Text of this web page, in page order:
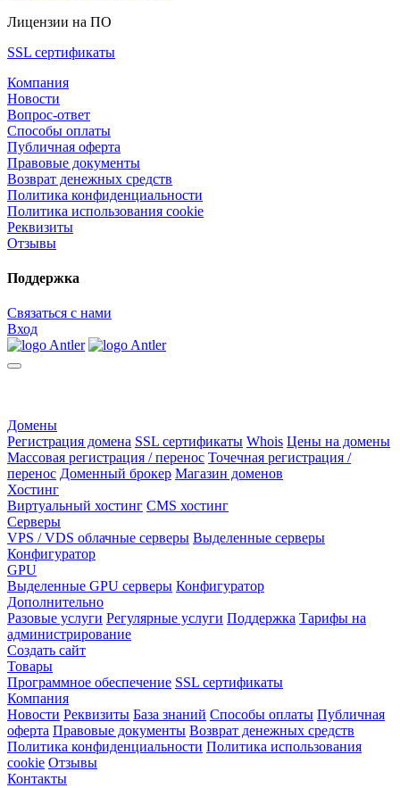
Лицензии на ПО
SSL сертификаты
Компания
Новости
Вопрос-ответ
Способы оплаты
Публичная оферта
Правовые документы
Возврат денежных средств
Политика конфиденциальности
Политика использования cookie
Реквизиты
Отзывы
Поддержка
Связаться с нами
Вход
Домены
Регистрация домена SSL сертификаты Whois Цены на домены
Массовая регистрация / перенос Точечная регистрация /
перенос Доменный брокер Магазин доменов
Хостинг
Виртуальный хостинг CMS хостинг
Серверы
VPS / VDS облачные серверы Выделенные серверы
Конфигуратор
GPU
Выделенные GPU серверы Конфигуратор
Дополнительно
Разовые услуги Регулярные услуги Поддержка Тарифы на
администрирование
Создать сайт
Товары
Программное обеспечение SSL сертификаты
Компания
Новости Реквизиты База знаний Способы оплаты Публичная
оферта Правовые документы Возврат денежных средств
Политика конфиденциальности Политика использования
cookie Отзывы
Контакты